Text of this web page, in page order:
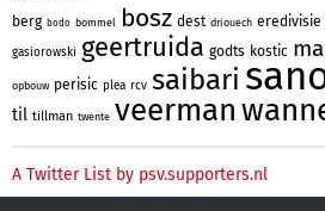
berg bodo bommel bosz dest driouech eredivisie
gasiorowski geertruida godts kostic
opbouw perisic plea rcv saibari
til tillman twente veerman
A Twitter List by psv.supporters.nl